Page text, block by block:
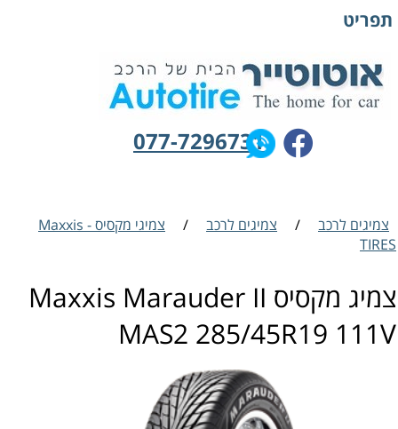
077-7296731
תפריט
צמיגים לרכב / צמיגים לרכב /
צמיגי מקסיס - Maxxis
TIRES
צמיג מקסיס Maxxis Marauder II
MAS2 285/45R19 111V